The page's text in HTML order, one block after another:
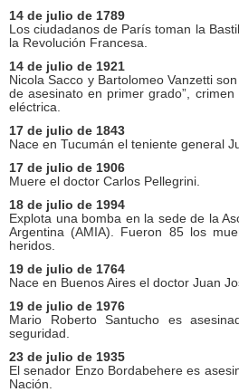
14 de julio de 1789
Los ciudadanos de París toman la
la Revolución Francesa.
14 de julio de 1921
Nicola Sacco y Bartolomeo Vanzetti
de asesinato en primer grado”,
eléctrica.
17 de julio de 1843
Nace en Tucumán el teniente general
17 de julio de 1906
Muere el doctor Carlos Pellegrini.
18 de julio de 1994
Explota una bomba en la sede de la
Argentina (AMIA). Fueron 85 los
heridos.
19 de julio de 1764
Nace en Buenos Aires el doctor Juan
19 de julio de 1976
Mario Roberto Santucho es
seguridad.
23 de julio de 1935
El senador Enzo Bordabehere es
Nación.